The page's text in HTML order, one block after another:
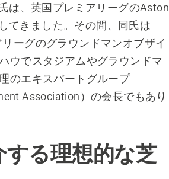
は、英国プレミアリーグのAston
てきました。その間、同氏は
ーグのグラウンドマンオブザイ
ウでスタジアムやグラウンドマ
のエキスパートグループ
Association）の会長でもあり
る理想的な芝